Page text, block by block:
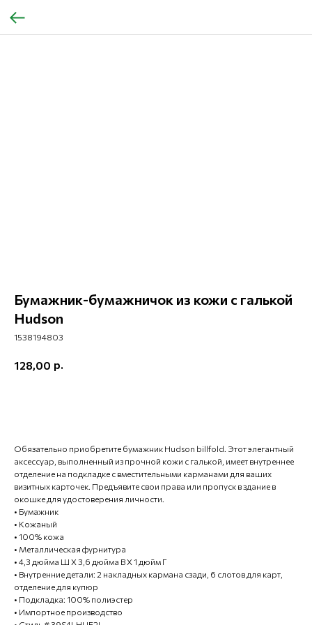
Бумажник-бумажничок из кожи с галькой
Hudson
1538194803
128,00 р.
Обязательно приобретите бумажник Hudson billfold. Этот элегантный
аксессуар, выполненный из прочной кожи с галькой, имеет внутреннее
отделение на подкладке с вместительными карманами для ваших
визитных карточек. Предъявите свои права или пропуск в здание в
окошке для удостоверения личности.
• Бумажник
• Кожаный
• 100% кожа
• Металлическая фурнитура
• 4,3 дюйма Ш X 3,6 дюйма В X 1 дюйм Г
• Внутренние детали: 2 накладных кармана сзади, 6 слотов для карт,
отделение для купюр
• Подкладка: 100% полиэстер
• Импортное производство